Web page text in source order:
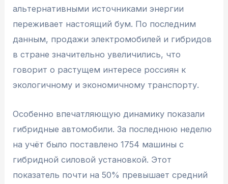
альтернативными источниками энергии
переживает настоящий бум. По последним
данным, продажи электромобилей и гибридов
в стране значительно увеличились, что
говорит о растущем интересе россиян к
экологичному и экономичному транспорту.
Особенно впечатляющую динамику показали
гибридные автомобили. За последнюю неделю
на учёт было поставлено 1754 машины с
гибридной силовой установкой. Этот
показатель почти на 50% превышает средний